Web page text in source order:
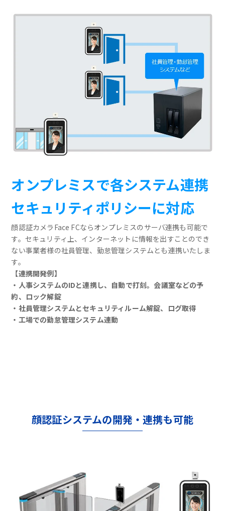
オンプレミスで各システム連携
セキュリティポリシーに対応
顔認証カメラFace FCならオンプレミスのサーバ連携も可能で
す。セキュリティ上、インターネットに情報を出すことのでき
ない事業者様の社員管理、勤怠管理システムとも連携いたしま
す。
【連携開発例】
・人事システムのIDと連携し、自動で打刻。会議室などの予
約、ロック解錠
・社員管理システムとセキュリティルーム解錠、ログ取得
・工場での勤怠管理システム連動
顔認証システムの開発・連携も可能